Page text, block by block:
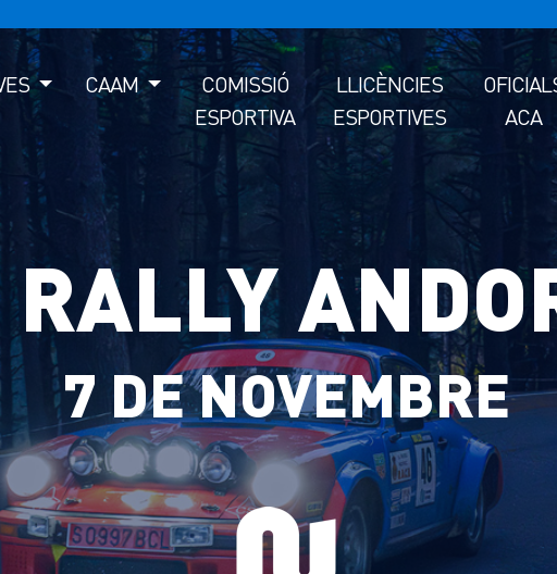
CAAM
COMISSIÓ
ESPORTIVA
LLICÈNCIES
ESPORTIVES
ACA
7 DE NOVEMBRE